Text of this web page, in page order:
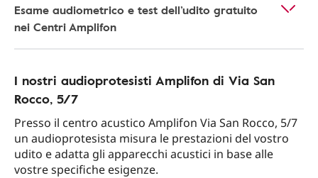
Esame audiometrico e test dell’udito gratuito
nei Centri Amplifon
I nostri audioprotesisti Amplifon di Via San
Rocco, 5/7
Presso il centro acustico Amplifon Via San Rocco, 5/7
un audioprotesista misura le prestazioni del vostro
udito e adatta gli apparecchi acustici in base alle
vostre specifiche esigenze.